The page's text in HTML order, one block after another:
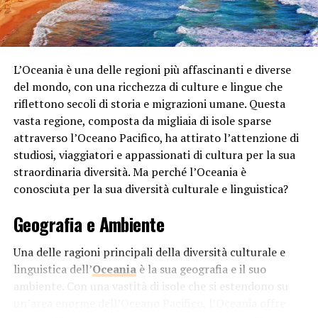
di gas serra consente di valutare l’impatto delle attività
umane sull’ambiente e di adottare politiche e pratiche
che riducano l’huella di carbonio. Le aziende e i governi
possono utilizzare questi dati per stabilire obiettivi di
riduzione delle emissioni e adottare tecnologie più
pulite.
Strumenti e Tecnologie per il
Monitoraggio
1.Satelliti e Sensori Atmosferici
I satelliti e i sensori atmosferici forniscono dati cruciali
livello globale. Questi strumenti avanzati consentono di
monitorare le variazioni nel tempo e nello spazio,
L’Oceania è una delle regioni più affascinanti e diverse
del mondo, con una ricchezza di culture e lingue che
riflettono secoli di storia e migrazioni umane. Questa
vasta regione, composta da migliaia di isole sparse
attraverso l’Oceano Pacifico, ha attirato l’attenzione di
studiosi, viaggiatori e appassionati di cultura per la sua
straordinaria diversità. Ma perché l’Oceania è
conosciuta per la sua diversità culturale e linguistica?
Geografia e Ambiente
Una delle ragioni principali della diversità culturale e
linguistica dell’Oceaniaè la sua geografia e il suo
ambiente. Con una vastità di isole che si estendono su